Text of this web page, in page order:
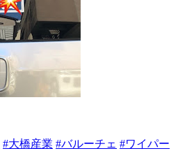
#大橋産業 #バルーチェ #ワイパー